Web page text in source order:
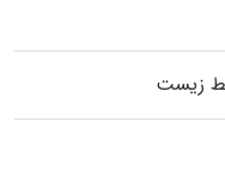
زیست